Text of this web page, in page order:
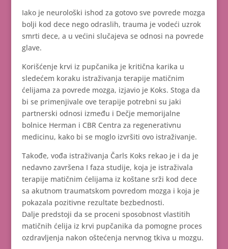
Iako je neurološki ishod za gotovo sve povrede mozga
bolji kod dece nego odraslih, trauma je vodeći uzrok
smrti dece, a u većini slučajeva se odnosi na povrede
glave.
Korišćenje krvi iz pupčanika je kritična karika u
sledećem koraku istraživanja terapije matičnim
ćelijama za povrede mozga, izjavio je Koks. Stoga da
bi se primenjivale ove terapije potrebni su jaki
partnerski odnosi između i Dečje memorijalne
bolnice Herman i CBR Centra za regenerativnu
medicinu, kako bi se moglo izvršiti ovo istraživanje.
Takođe, vođa istraživanja Čarls Koks rekao je i da je
nedavno završena I faza studije, koja je istraživala
terapije matičnim ćelijama iz koštane srži kod dece
sa akutnom traumatskom povredom mozga i koja je
pokazala pozitivne rezultate bezbednosti.
Dalje predstoji da se proceni sposobnost vlastitih
matičnih ćelija iz krvi pupčanika da pomogne proces
ozdravljenja nakon oštećenja nervnog tkiva u mozgu.